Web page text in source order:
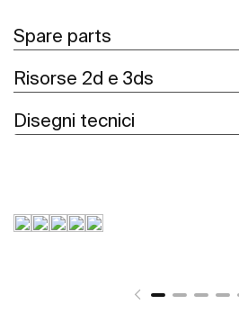
Spare parts
Risorse 2d e 3ds
Disegni tecnici